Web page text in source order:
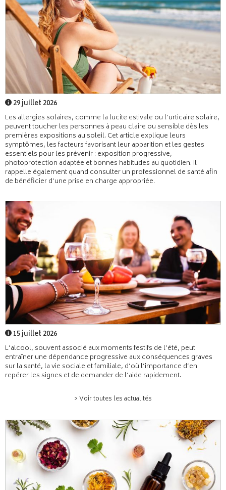
29 juillet 2026
Les allergies solaires, comme la lucite estivale ou l’urticaire solaire,
peuvent toucher les personnes à peau claire ou sensible dès les
premières expositions au soleil. Cet article explique leurs
symptômes, les facteurs favorisant leur apparition et les gestes
essentiels pour les prévenir : exposition progressive,
photoprotection adaptée et bonnes habitudes au quotidien. Il
rappelle également quand consulter un professionnel de santé afin
de bénéficier d’une prise en charge appropriée.
15 juillet 2026
L’alcool, souvent associé aux moments festifs de l’été, peut
entraîner une dépendance progressive aux conséquences graves
sur la santé, la vie sociale et familiale, d’où l’importance d’en
repérer les signes et de demander de l’aide rapidement.
> Voir toutes les actualités